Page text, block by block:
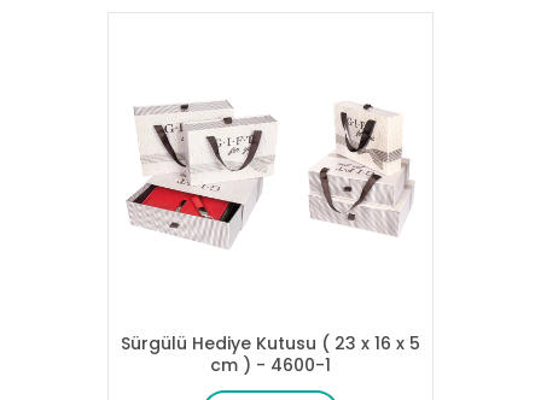
Sürgülü Hediye Kutusu ( 23 x 16 x 5
cm ) - 4600-1